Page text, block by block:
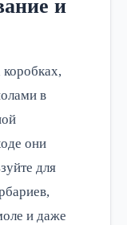
и
в
они
для
и даже